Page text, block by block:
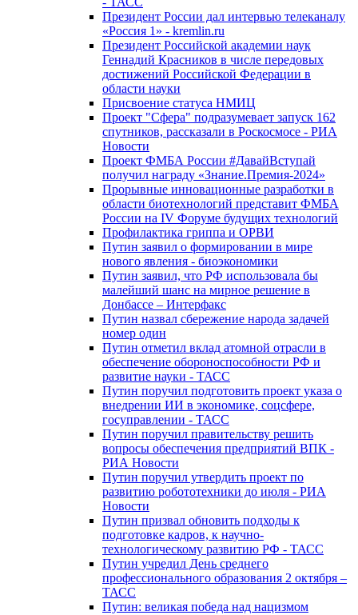
Президент России дал интервью телеканалу
«Россия 1» - kremlin.ru
Президент Российской академии наук
Геннадий Красников в числе передовых
достижений Российской Федерации в
области науки
Присвоение статуса НМИЦ
Проект "Сфера" подразумевает запуск 162
спутников, рассказали в Роскосмосе - РИА
Новости
Проект ФМБА России #ДавайВступай
получил награду «Знание.Премия-2024»
Прорывные инновационные разработки в
области биотехнологий представит ФМБА
России на IV Форуме будущих технологий
Профилактика гриппа и ОРВИ
Путин заявил о формировании в мире
нового явления - биоэкономики
Путин заявил, что РФ использовала бы
малейший шанс на мирное решение в
Донбассе – Интерфакс
Путин назвал сбережение народа задачей
номер один
Путин отметил вклад атомной отрасли в
обеспечение обороноспособности РФ и
развитие науки - ТАСС
Путин поручил подготовить проект указа о
внедрении ИИ в экономике, соцсфере,
госуправлении - ТАСС
Путин поручил правительству решить
вопросы обеспечения предприятий ВПК -
РИА Новости
Путин поручил утвердить проект по
развитию робототехники до июля - РИА
Новости
Путин призвал обновить подходы к
подготовке кадров, к научно-
технологическому развитию РФ - ТАСС
Путин учредил День среднего
профессионального образования 2 октября –
ТАСС
Путин: великая победа над нацизмом